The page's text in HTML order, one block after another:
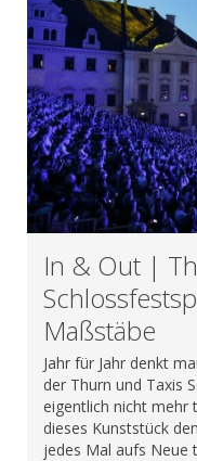
In & Out |
Maßstäbe
Jahr für Jahr denkt
der Thurn und Taxis
eigentlich nicht mehr
dieses Kunststück
jedes Mal aufs Neue